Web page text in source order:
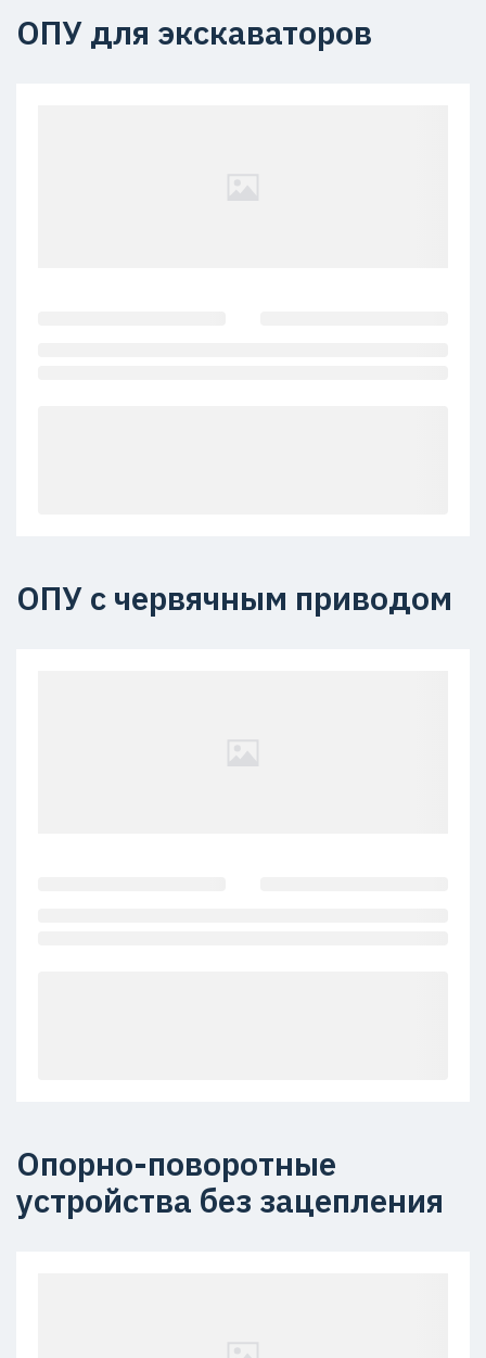
ОПУ для экскаваторов
ОПУ с червячным приводом
Опорно-поворотные
устройства без зацепления